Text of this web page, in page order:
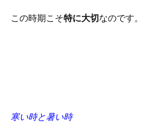
この時期こそ特に大切なのです。
寒い時と暑い時